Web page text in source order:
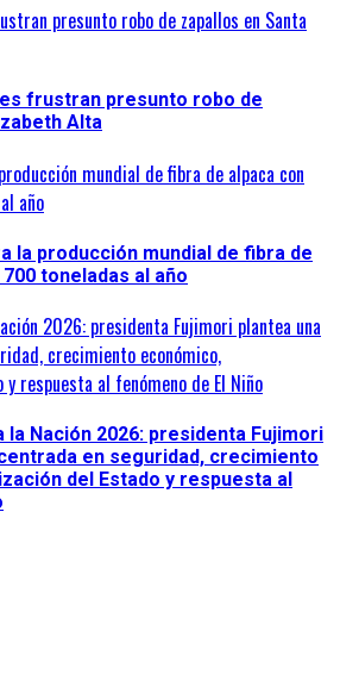
presunto robo de zapallos en Santa
frustran presunto robo de
Alta
mundial de fibra de alpaca con
año
la producción mundial de fibra de
toneladas al año
2026: presidenta Fujimori plantea una
crecimiento económico,
respuesta al fenómeno de El Niño
la Nación 2026: presidenta Fujimori
en seguridad, crecimiento
del Estado y respuesta al